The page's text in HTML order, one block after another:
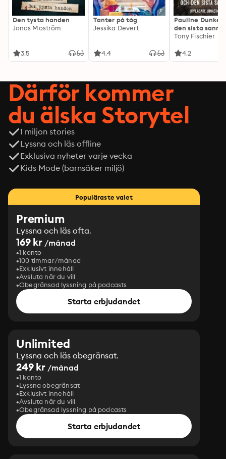
Den tysta handen
Jonas Moström
3.5
Tanter på tåg
Jessika Devert
4.4
Pauline Dunker
den sista
Tony Fischier
4.2
Därför kommer
du älska Storytel
1 miljon stories
Lyssna och läs offline
Exklusiva nyheter varje vecka
Kids Mode (barnsäker miljö)
Populäraste valet
Premium
Lyssna och läs ofta.
169 kr /månad
1 konto
100 timmar/månad
Exklusivt innehåll
Avsluta när du vill
Obegränsad lyssning på podcasts
Starta erbjudandet
Unlimited
Lyssna och läs obegränsat.
249 kr /månad
1 konto
Lyssna obegränsat
Exklusivt innehåll
Avsluta när du vill
Obegränsad lyssning på podcasts
Starta erbjudandet